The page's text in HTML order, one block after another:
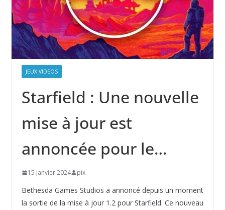
JEUX VIDEOS
Starfield : Une nouvelle
mise à jour est
annoncée pour le…
15 janvier 2024 pix
Bethesda Games Studios a annoncé depuis un moment
la sortie de la mise à jour 1.2 pour Starfield. Ce nouveau